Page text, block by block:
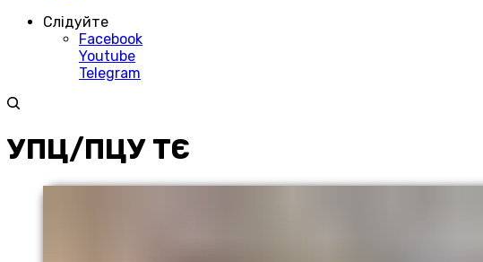
Слідуйте
Facebook
Youtube
Telegram
УПЦ/ПЦУ ТЄ